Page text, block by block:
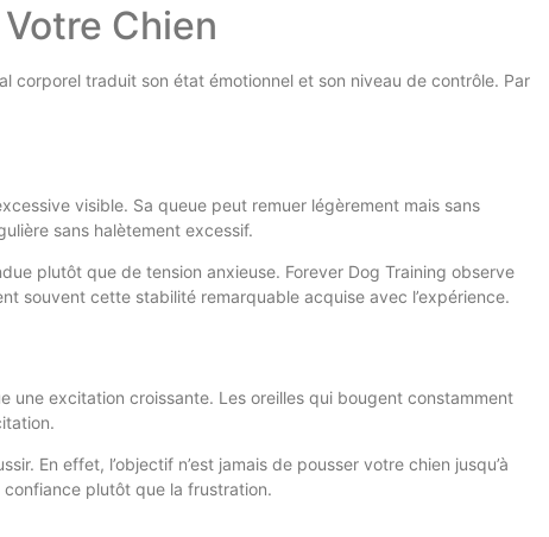
Chien
corporel traduit son état émotionnel et son niveau de contrôle. Par
visible. Sa queue peut remuer légèrement mais sans
sans halètement excessif.
plutôt que de tension anxieuse. Forever Dog Training observe
souvent cette stabilité remarquable acquise avec l’expérience.
une excitation croissante. Les oreilles qui bougent constamment
En effet, l’objectif n’est jamais de pousser votre chien jusqu’à
confiance plutôt que la frustration.